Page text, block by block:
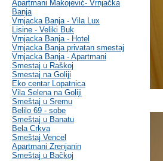
Apartmani Makojević- Vrnjačka
Banja
Vrnjacka Banja - Vila Lux
Lisine - Veliki Buk
Vrnjacka Banja - Hotel
Vrnjacka Banja privatan smestaj
Vrnjacka Banja - Apartmani
Smestaj u Raškoj
Smestaj na Goliji
Eko centar Lopatnica
Vila Selena na Goliji
Smeštaj u Sremu
Belilo 69 - sobe
Smeštaj u Banatu
Bela Crkva
Smeštaj Vencel
Apartmani Zrenjanin
Smeštaj u Bačkoj